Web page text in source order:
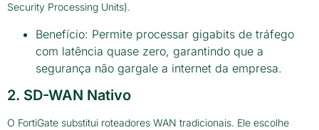
Security Processing Units).
Benefício: Permite processar gigabits de tráfego
com latência quase zero, garantindo que a
segurança não gargale a internet da empresa.
2. SD-WAN Nativo
O FortiGate substitui roteadores WAN tradicionais. Ele escolhe